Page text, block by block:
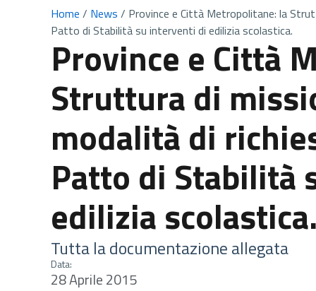
Home / News / Province e Città Metropolitane: la
Patto di Stabilità su interventi di edilizia scolastica.
Province e Città
Struttura di
modalità di
Patto di Stabilità
edilizia scolastica.
Tutta la documentazione allegata
Data:
28 Aprile 2015